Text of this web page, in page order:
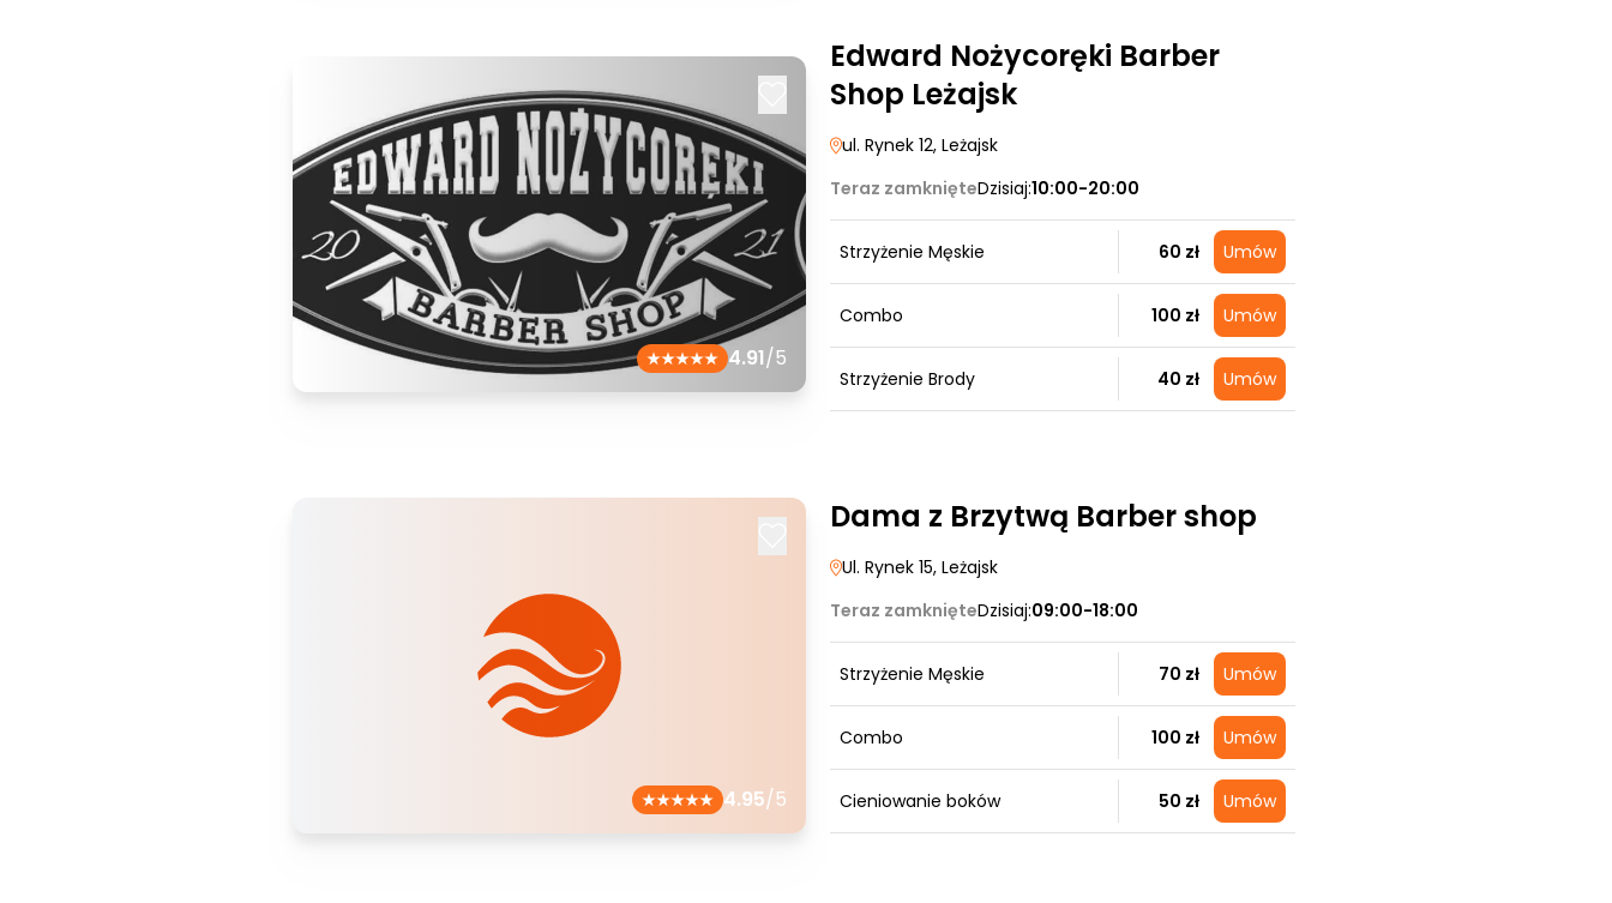
4.91/5
Edward Nożycoręki Barber
Shop Leżajsk
ul. Rynek 12, Leżajsk
Teraz zamknięteDzisiaj:10:00-20:00
Strzyżenie Męskie 60 zł Umów
Combo 100 zł Umów
Strzyżenie Brody 40 zł Umów
4.95/5
Dama z Brzytwą Barber shop
Ul. Rynek 15, Leżajsk
Teraz zamknięteDzisiaj:09:00-18:00
Strzyżenie Męskie 70 zł Umów
Combo 100 zł Umów
Cieniowanie boków 50 zł Umów